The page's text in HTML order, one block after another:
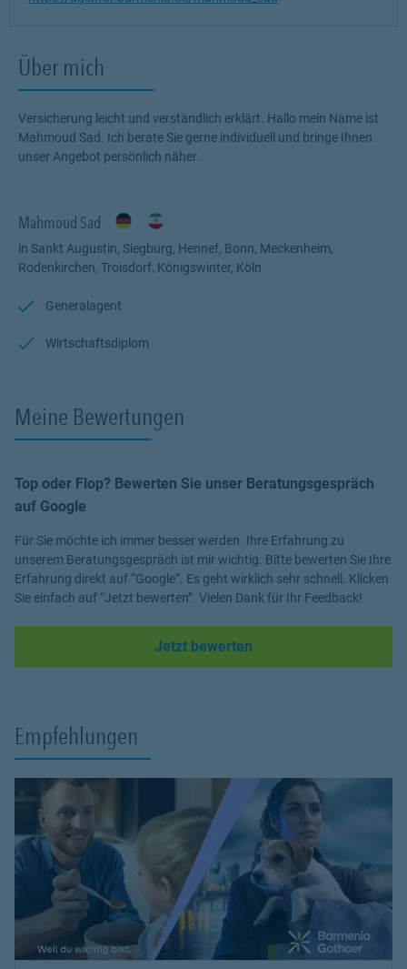
Über mich
Versicherung leicht und verständlich erklärt. Hallo mein Name ist
Mahmoud Sad. Ich berate Sie gerne individuell und bringe Ihnen
unser Angebot persönlich näher.
Mahmoud Sad
in Sankt Augustin, Siegburg, Hennef, Bonn, Meckenheim,
Rodenkirchen, Troisdorf, Königswinter, Köln
Generalagent
Wirtschaftsdiplom
Meine Bewertungen
Top oder Flop? Bewerten Sie unser Beratungsgespräch
auf Google
Für Sie möchte ich immer besser werden. Ihre Erfahrung zu
unserem Beratungsgespräch ist mir wichtig. Bitte bewerten Sie Ihre
Erfahrung direkt auf “Google”. Es geht wirklich sehr schnell. Klicken
Sie einfach auf “Jetzt bewerten”. Vielen Dank für Ihr Feedback!
Jetzt bewerten
Empfehlungen